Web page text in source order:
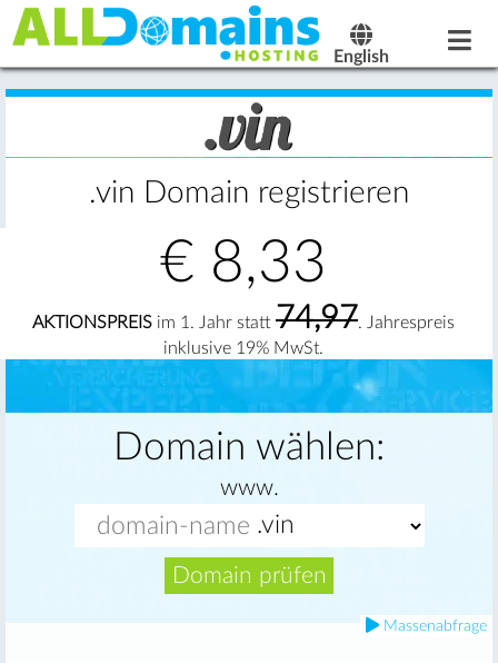
English
.vin Domain registrieren
€ 8,33
AKTIONSPREIS im 1. Jahr statt 74,97. Jahrespreis
inklusive 19% MwSt.
Domain wählen:
www.
Domain prüfen
Massenabfrage